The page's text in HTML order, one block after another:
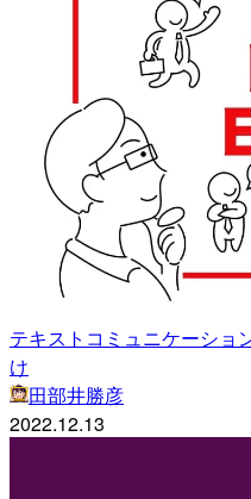
テキストコミュニケーショ
け
田部井勝彦
2022.12.13